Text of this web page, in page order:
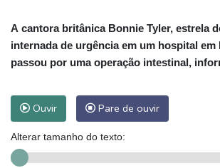
A cantora britânica Bonnie Tyler, estrela
internada de urgência em um hospital em
passou por uma operação intestinal,
Ouvir Pare de ouvir
Alterar tamanho do texto: